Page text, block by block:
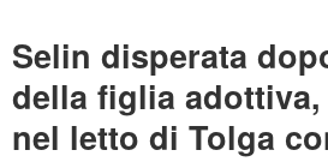
Selin disperata
della figlia adottiva,
nel letto di Tolga